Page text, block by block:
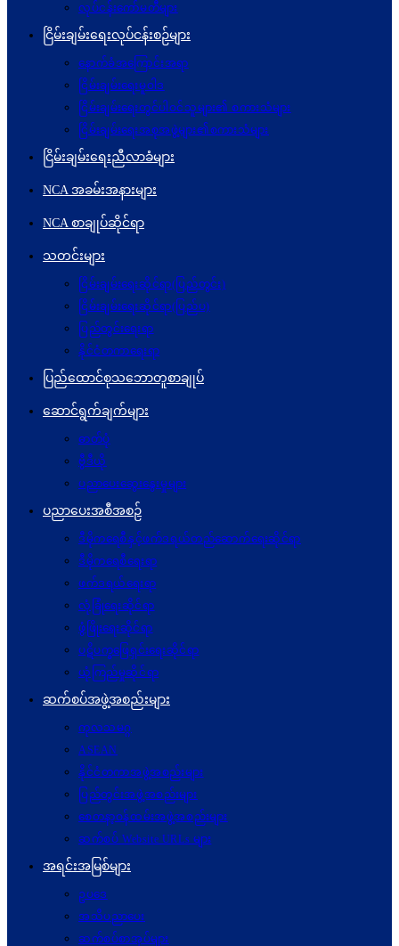
လုပ်ငန်းကော်မတီများ
ငြိမ်းချမ်းရေးလုပ်ငန်းစဉ်များ
နောက်ခံအကြောင်းအရာ
ငြိမ်းချမ်းရေးမူဝါဒ
ငြိမ်းချမ်းရေးတွင်ပါဝင်သူများ၏ စကားသံများ
ငြိမ်းချမ်းရေးအစုအဖွဲ့များ၏စကားသံများ
ငြိမ်းချမ်းရေးညီလာခံများ
NCA အခမ်းအနားများ
NCA စာချုပ်ဆိုင်ရာ
သတင်းများ
ငြိမ်းချမ်းရေးဆိုင်ရာ(ပြည်တွင်း)
ငြိမ်းချမ်းရေးဆိုင်ရာ(ပြည်ပ)
ပြည်တွင်းရေးရာ
နိုင်ငံတကာရေးရာ
ပြည်ထောင်စုသဘောတူစာချုပ်
ဆောင်ရွက်ချက်များ
ဓာတ်ပုံ
ဗွီဒီယို
ပညာပေးဆွေးနွေးမှုများ
ပညာပေးအစီအစဉ်
ဒီမိုကရေစီနှင့်ဖက်ဒရယ်တည်ဆောက်ရေးဆိုင်ရာ
ဒီမိုကရေစီရေးရာ
ဖက်ဒရယ်ရေးရာ
လုံခြုံရေးဆိုင်ရာ
ဖွံဖြိုးရေးဆိုင်ရာ
ပဋိပက္ခ‌ဖြေရှင်းရေးဆိုင်ရာ
ယုံကြည်မှုဆိုင်ရာ
ဆက်စပ်အဖွဲ့အစည်းများ
ကုလသမဂ္ဂ
ASEAN
နိုင်ငံတကာအဖွဲ့အစည်းများ
ပြည်တွင်းအဖွဲ့အစည်းများ
စေတနာ့ဝန်ထမ်းအဖွဲ့အစည်းများ
ဆက်စပ် Website URLs များ
အရင်းအမြစ်များ
ဥပဒေ
အသိပညာပေး
ဆက်စပ်စာအုပ်များ